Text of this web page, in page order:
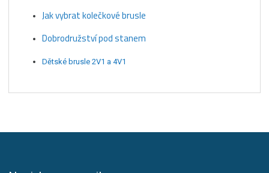
Jak vybrat kolečkové brusle
Dobrodružství pod stanem
Dětské brusle 2V1 a 4V1